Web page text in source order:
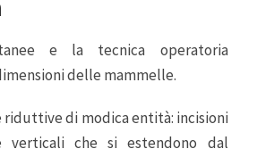
e la tecnica operatoria
delle mammelle.
riduttive di modica entità: incisioni
verticali che si estendono dal